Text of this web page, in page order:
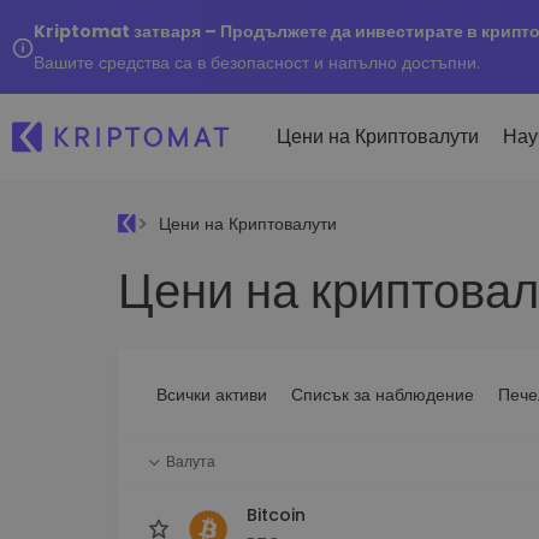
Kriptomat затваря – Продължете да инвестирате в
Вашите средства са в безопасност и напълно достъпни.
Цени на Криптовалути
Всички цени
Над 300+ криптовалути
инвестиране
Купуване и
криптовалута
Над 1 000 опции за
Цени на Криптовалути
Цени на
Всички активи Списък за наблюдение
Валута
Bitcoin